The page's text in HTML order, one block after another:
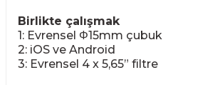
Birlikte çalışmak
1: Evrensel Φ15mm çubuk
2: iOS ve Android
3: Evrensel 4 x 5,65” filtre